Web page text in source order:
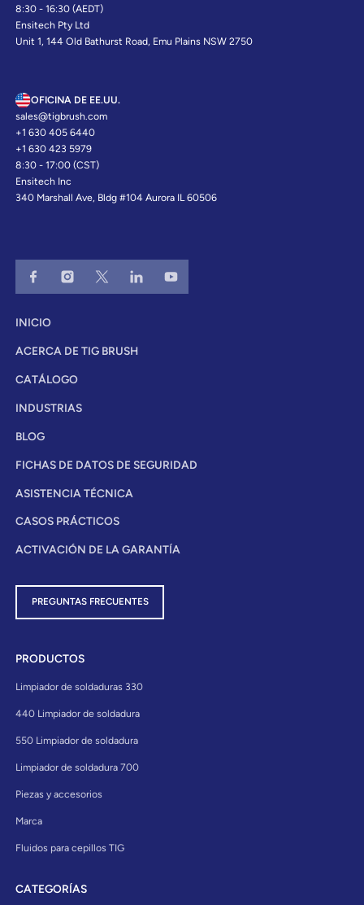
8:30 - 16:30 (AEDT)
Ensitech Pty Ltd
Unit 1, 144 Old Bathurst Road, Emu Plains NSW 2750
OFICINA DE EE.UU.
sales@tigbrush.com
+1 630 405 6440
+1 630 423 5979
8:30 - 17:00 (CST)
Ensitech Inc
340 Marshall Ave, Bldg #104 Aurora IL 60506
INICIO
ACERCA DE TIG BRUSH
CATÁLOGO
INDUSTRIAS
BLOG
FICHAS DE DATOS DE SEGURIDAD
ASISTENCIA TÉCNICA
CASOS PRÁCTICOS
ACTIVACIÓN DE LA GARANTÍA
PREGUNTAS FRECUENTES
PRODUCTOS
Limpiador de soldaduras 330
440 Limpiador de soldadura
550 Limpiador de soldadura
Limpiador de soldadura 700
Piezas y accesorios
Marca
Fluidos para cepillos TIG
CATEGORÍAS